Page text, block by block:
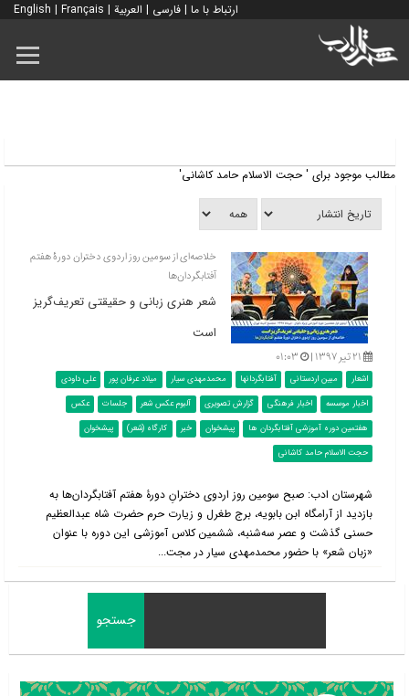
ارتباط با ما | فارسی | العربية |
English | Français
مطالب موجود برای ' حجت الاسلام حامد کاشانی'
خلاصه‌ای از سومین روز اردوی دختران دورۀ هفتم
آفتابگردان‌ها
شعر هنری زبانی و حقیقتی تعریف‌گریز
است
۲۱ تیر ۱۳۹۷ | ۰۱:۰۳
اشعار مبین اردستانی آفتابگردانها محمدمهدی سیار میلاد عرفان پور
علی داودی
اخبار موسسه
اخبار فرهنگی گزارش تصویری آلبوم عکس شعر جلسات
عکس
هفتمین دوره آموزشی آفتابگردان ها
پیشخوان خبر کارگاه (شعر)
پیشخوان
حجت الاسلام حامد کاشانی
شهرستان ادب: صبح سومین روز اردوی دخترانِ دورۀ هفتم آفتابگردان‌ها به
بازدید از آرامگاه ابن بابویه، برج طغرل و زیارت حرم حضرت شاه عبدالعظیم
حسنی گذشت و عصر سه‌شنبه، ششمین کلاس آموزشی این دوره با عنوان
«زبان شعر» با حضور محمدمهدی سیار در مجت...